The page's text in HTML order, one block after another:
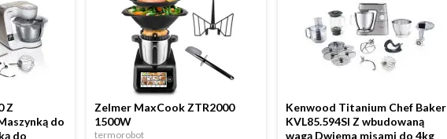
Z
do
do
Zelmer MaxCook ZTR2000
1500W
termorobot
Kenwood Titanium Chef Baker
KVL85.594SI Z wbudowaną
wagą Dwiema misami do 4kg